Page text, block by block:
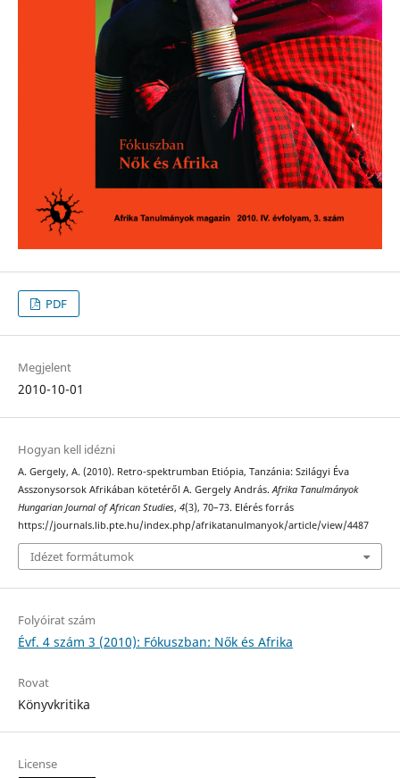
PDF
Megjelent
2010-10-01
Hogyan kell idézni
A. Gergely, A. (2010). Retro-spektrumban Etiópia, Tanzánia: Szilágyi Éva
Asszonysorsok Afrikában kötetéről A. Gergely András. Afrika Tanulmányok
Hungarian Journal of African Studies, 4(3), 70–73. Elérés forrás
https://journals.lib.pte.hu/index.php/afrikatanulmanyok/article/view/4487
Idézet formátumok
Folyóirat szám
Évf. 4 szám 3 (2010): Fókuszban: Nők és Afrika
Rovat
Könyvkritika
License